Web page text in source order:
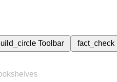
Toolbar fact_check